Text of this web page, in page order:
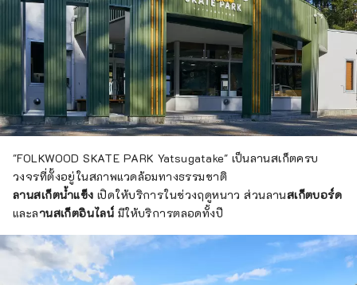
"FOLKWOOD SKATE PARK Yatsugatake" เป็นลานสเก็ตครบ
วงจรที่ตั้งอยู่ในสภาพแวดล้อมทางธรรมชาติ
ลานสเก็ตน้ำแข็ง เปิดให้บริการในช่วงฤดูหนาว ส่วนลานสเก็ตบอร์ด
และลานสเก็ตอินไลน์ มีให้บริการตลอดทั้งปี